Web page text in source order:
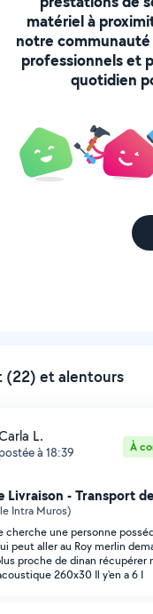
matériel à
notre
professionnels et
quotidien
(22) et alentours
L.
postée à 18:39 À
Livraison - Transport
Intra Muros)
cherche une personne
peut aller au Roy merlin
proche de dinan récupérer
260x30 Il y'en a 6 I